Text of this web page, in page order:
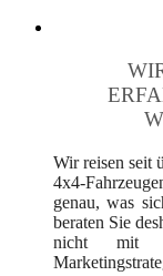
Wir reisen seit
4x4-
genau, was
beraten Sie
nicht mit